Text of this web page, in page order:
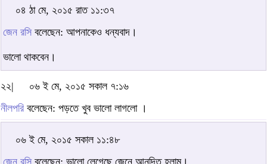
০৪ ঠা মে, ২০১৫ রাত ১১:৩৭
জেন রসি বলেছেন: আপনাকেও ধন্যবাদ।
ভালো থাকবেন।
২২|
০৬ ই মে, ২০১৫ সকাল ৭:১৬
নীলপরি বলেছেন: পড়তে খুব ভালো লাগলো ।
০৬ ই মে, ২০১৫ সকাল ১১:৪৮